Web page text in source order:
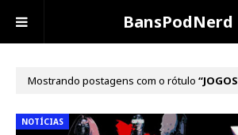
BansPodNerd
Mostrando postagens com o rótulo JOGOS
NOTÍCIAS